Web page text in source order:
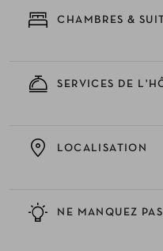
CHAMBRES &
SERVICES DE
NE MANQUEZ PAS
LOCALISATION